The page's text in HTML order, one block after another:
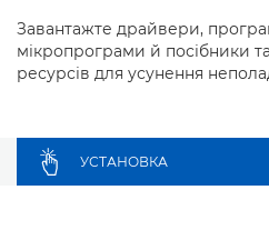
Завантажте драйвери,
мікропрограми й посібники
ресурсів для усунення
УСТАНОВКА